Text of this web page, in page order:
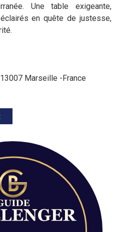
Une table exigeante,
en quête de justesse,
Marseille -France